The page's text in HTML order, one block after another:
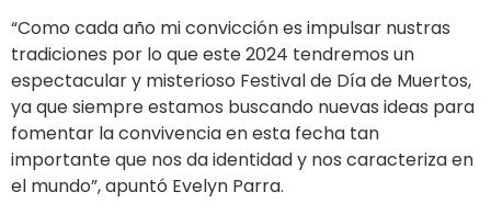
“Como cada año mi convicción es impulsar nustras
tradiciones por lo que este 2024 tendremos un
espectacular y misterioso Festival de Día de Muertos,
ya que siempre estamos buscando nuevas ideas para
fomentar la convivencia en esta fecha tan
importante que nos da identidad y nos caracteriza en
el mundo”, apuntó Evelyn Parra.